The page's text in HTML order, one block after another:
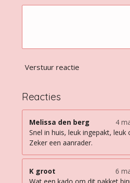
Verstuur reactie
Reacties
Melissa den berg
4
Snel in huis, leuk ingepakt, leuk
Zeker een aanrader.
K groot
6